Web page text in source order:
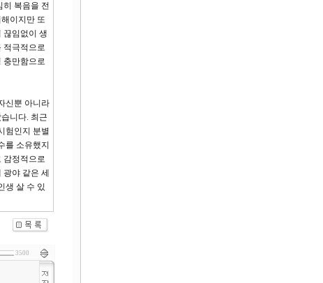
복음을 전
이지만 또
끊임없이 생
적극적으로
충만함으로
신뿐 아니라
니다. 최근
험인지 분별
를 소유했지
감정적으로
야 같은 세
생 살 수 있
3500